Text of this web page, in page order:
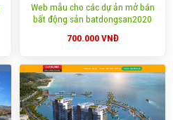
Web mẫu cho các dự ản mở bán
bất động sản batdongsan2020
700.000VNĐ